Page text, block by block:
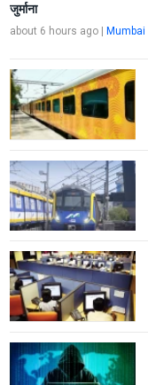
जुर्माना
about 6 hours ago Mumbai